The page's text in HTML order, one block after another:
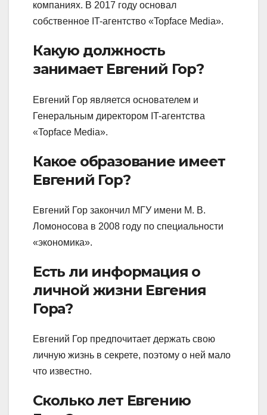
компаниях. В 2017 году основал
собственное IT-агентство «Topface Media».
Какую должность
занимает Евгений Гор?
Евгений Гор является основателем и
Генеральным директором IT-агентства
«Topface Media».
Какое образование имеет
Евгений Гор?
Евгений Гор закончил МГУ имени М. В.
Ломоносова в 2008 году по специальности
«экономика».
Есть ли информация о
личной жизни Евгения
Гора?
Евгений Гор предпочитает держать свою
личную жизнь в секрете, поэтому о ней мало
что известно.
Сколько лет Евгению